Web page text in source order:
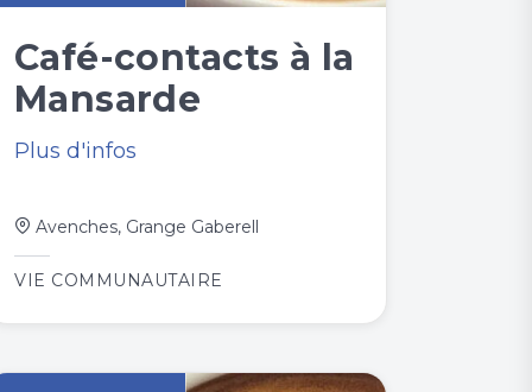
Café-contacts à la
Mansarde
Plus d'infos
Avenches, Grange Gaberell
VIE COMMUNAUTAIRE